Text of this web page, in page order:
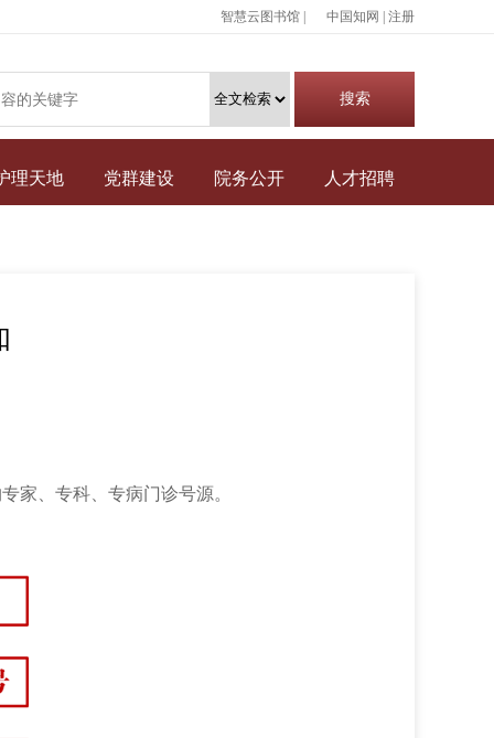
智慧云图书馆 | 中国知网 注册
理天地 党群建设 院务公开 人才招聘
家、专科、专病门诊号源。